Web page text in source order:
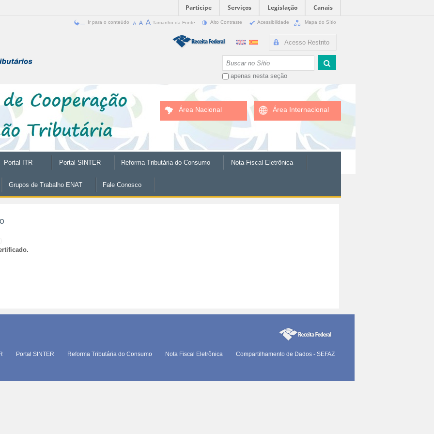
Participe Serviços Legislação
Canais
Ir para o conteúdo Tamanho da Fonte Alto Contraste Acessibilidade Mapa do Sítio
Acesso Restrito
apenas nesta seção
Área Nacional Área Internacional
Portal ITR Portal SINTER Reforma Tributária do Consumo Nota Fiscal Eletrônica
Grupos de Trabalho ENAT Fale Conosco
Portal SINTER Reforma Tributária do Consumo Nota Fiscal Eletrônica
Compartilhamento de Dados - SEFAZ